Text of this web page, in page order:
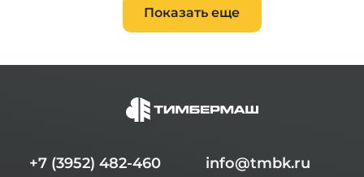
Показать еще
+7 (3952) 482-460 info@tmbk.ru